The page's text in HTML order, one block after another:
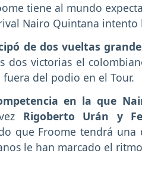
tiene al mundo
Nairo Quintana
de dos vueltas
dos victorias el
del podio en el Tour.
en la que
Rigoberto Urán y
que Froome tendrá
le han marcado el